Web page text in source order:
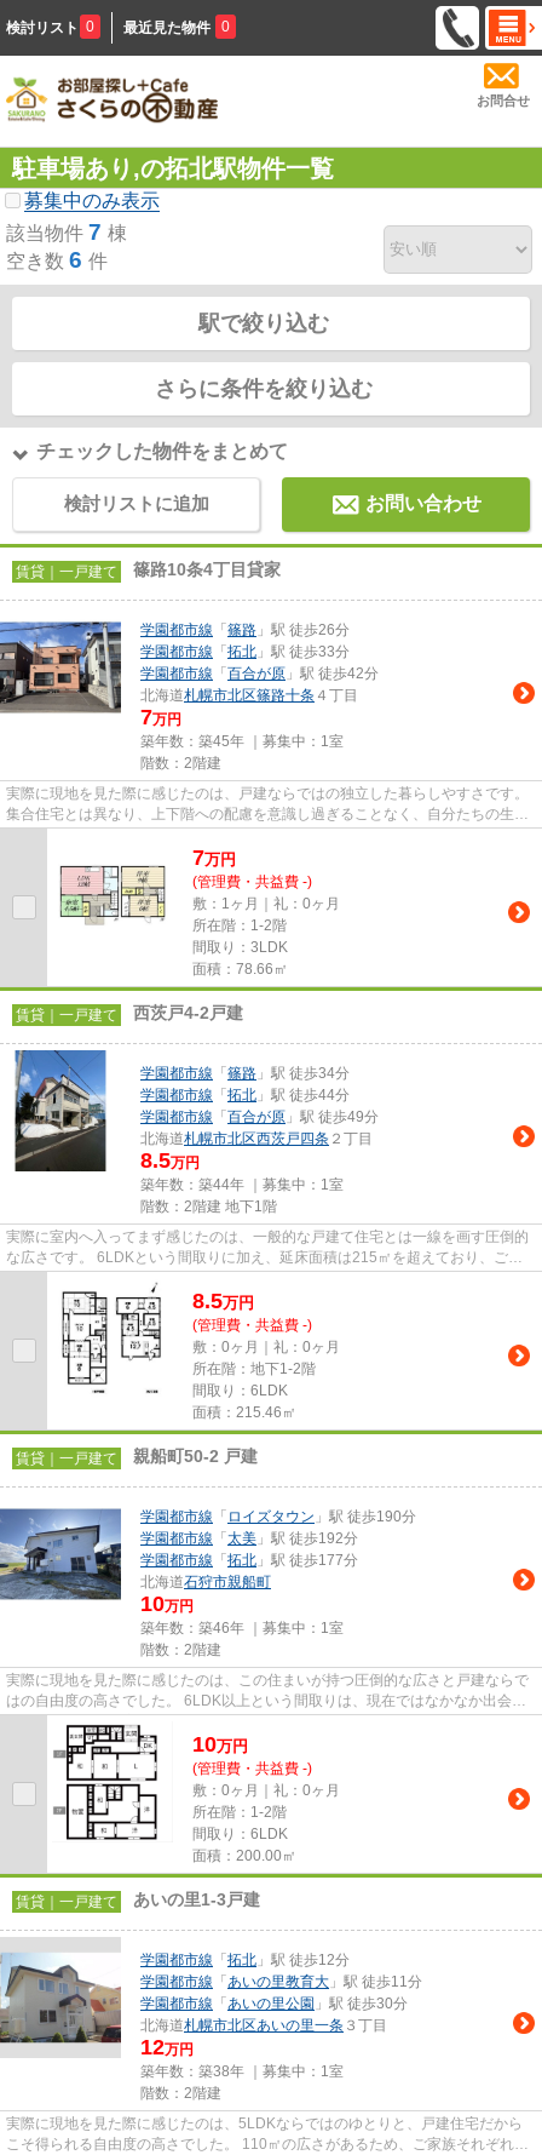
検討リスト 0 最近見た物件 0
お問合せ
駐車場あり,の拓北駅物件一覧
募集中のみ表示
該当物件 7 棟
空き数 6 件
駅で絞り込む
さらに条件を絞り込む
チェックした物件をまとめて
検討リストに追加 お問い合わせ
賃貸｜一戸建て 篠路10条4丁目貸家
学園都市線 「 篠路 」駅 徒歩26分
学園都市線 「 拓北 」駅 徒歩33分
学園都市線 「 百合が原 」駅 徒歩42分
北海道札幌市北区篠路十条 ４丁目
7万円
築年数：築45年 ｜募集中： 1室
階数：2階建
実際に現地を見た際に感じたのは、戸建ならではの独立した暮らしやすさです。
集合住宅とは異なり、上下階への配慮を意識し過ぎることなく、自分たちの生活
7万円
(管理費・共益費 -)
敷：1ヶ月｜礼：0ヶ月
所在階：1-2階
間取り：3LDK
面積：78.66㎡
賃貸｜一戸建て 西茨戸4-2戸建
学園都市線 「 篠路 」駅 徒歩34分
学園都市線 「 拓北 」駅 徒歩44分
学園都市線 「 百合が原 」駅 徒歩49分
北海道札幌市北区西茨戸四条 ２丁目
8.5万円
築年数：築44年 ｜募集中： 1室
階数：2階建 地下1階
実際に室内へ入ってまず感じたのは、一般的な戸建て住宅とは一線を画す圧倒的
な広さです。 6LDKという間取りに加え、延床面積は215㎡を超えており、ご家
族が多い方や二世帯での暮らし...
8.5万円
(管理費・共益費 -)
敷：0ヶ月｜礼：0ヶ月
所在階：地下1-2階
間取り：6LDK
面積：215.46㎡
賃貸｜一戸建て 親船町50-2 戸建
学園都市線 「 ロイズタウン 」駅 徒歩190分
学園都市線 「 太美 」駅 徒歩192分
学園都市線 「 拓北 」駅 徒歩177分
北海道石狩市親船町
10万円
築年数：築46年 ｜募集中： 1室
階数：2階建
実際に現地を見た際に感じたのは、この住まいが持つ圧倒的な広さと戸建ならで
はの自由度の高さでした。 6LDK以上という間取りは、現在ではなかなか出会う
機会が少なく、ご家族が多い...
10万円
(管理費・共益費 -)
敷：0ヶ月｜礼：0ヶ月
所在階：1-2階
間取り：6LDK
面積：200.00㎡
賃貸｜一戸建て あいの里1-3戸建
学園都市線 「 拓北 」駅 徒歩12分
学園都市線 「 あいの里教育大 」駅 徒歩11分
学園都市線 「 あいの里公園 」駅 徒歩30分
北海道札幌市北区あいの里一条 ３丁目
12万円
築年数：築38年 ｜募集中： 1室
階数：2階建
実際に現地を見た際に感じたのは、5LDKならではのゆとりと、戸建住宅だから
こそ得られる自由度の高さでした。 110㎡の広さがあるため、ご家族それぞれの